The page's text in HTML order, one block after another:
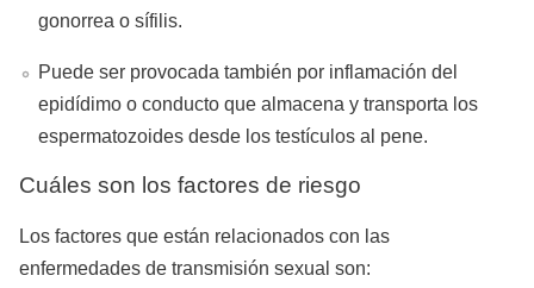
gonorrea o sífilis.
Puede ser provocada también por inflamación del
epidídimo o conducto que almacena y transporta los
espermatozoides desde los testículos al pene.
Cuáles son los factores de riesgo
Los factores que están relacionados con las
enfermedades de transmisión sexual son: